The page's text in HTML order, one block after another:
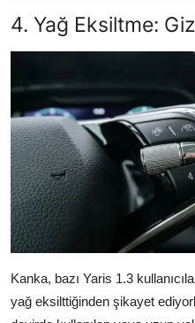
4. Yağ Eksiltme:
Kanka, bazı Yaris 1.3
yağ eksilttiğinden şikayet